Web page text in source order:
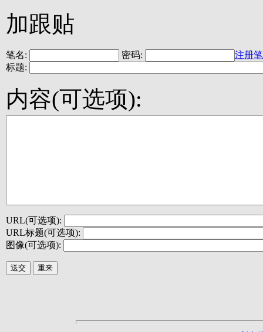
加跟贴
笔名: 密码:
注册
标题:
内容(可选项):
URL(可选项):
URL标题(可选项):
图像(可选项):